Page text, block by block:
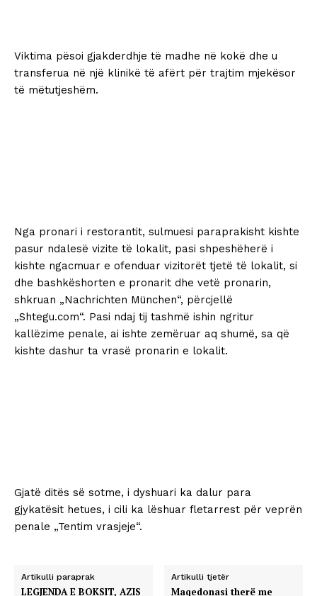
Viktima pësoi gjakderdhje të madhe në kokë dhe u
transferua në një klinikë të afërt për trajtim mjekësor
të mëtutjeshëm.
Nga pronari i restorantit, sulmuesi paraprakisht kishte
pasur ndalesë vizite të lokalit, pasi shpeshëherë i
kishte ngacmuar e ofenduar vizitorët tjetë të lokalit, si
dhe bashkëshorten e pronarit dhe vetë pronarin,
shkruan „Nachrichten München“, përcjellë
„Shtegu.com“. Pasi ndaj tij tashmë ishin ngritur
kallëzime penale, ai ishte zemëruar aq shumë, sa që
kishte dashur ta vrasë pronarin e lokalit.
Gjatë ditës së sotme, i dyshuari ka dalur para
gjykatësit hetues, i cili ka lëshuar fletarrest për veprën
penale „Tentim vrasjeje“.
Artikulli paraprak
LEGJENDA E BOKSIT, AZIS
Artikulli tjetër
Maqedonasi therë me